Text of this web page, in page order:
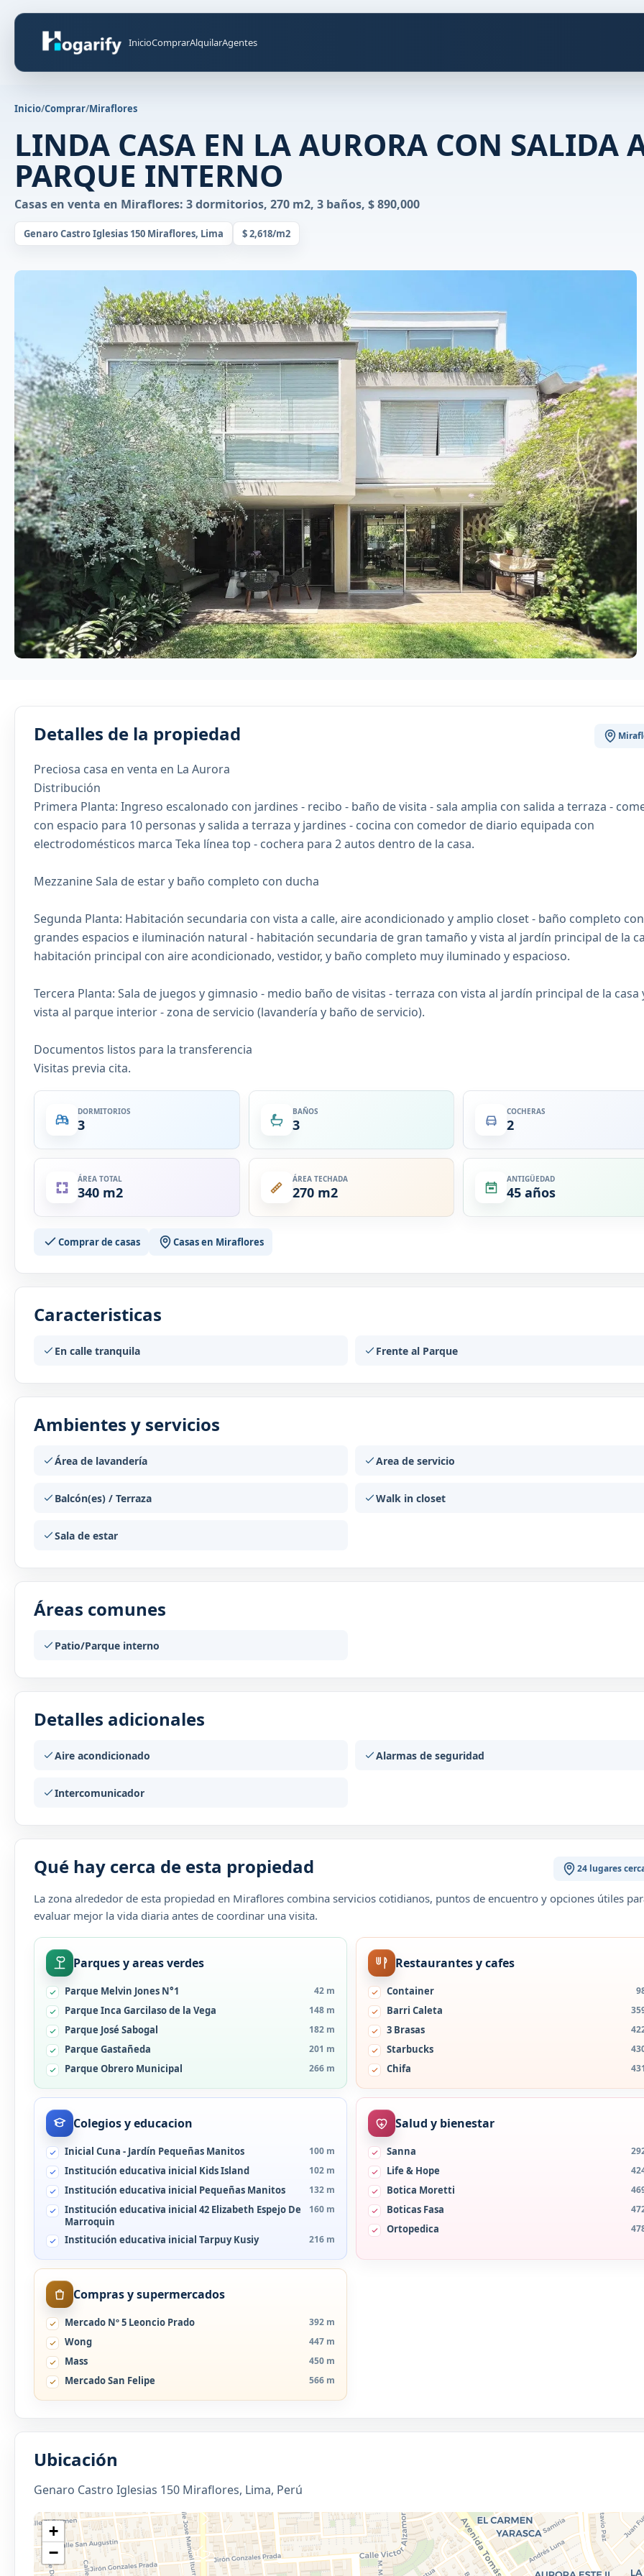
InicioComprarAlquilarAgentes
Inicio/Comprar/Miraflores
LINDA CASA EN LA AURORA CON SALIDA
PARQUE INTERNO
Casas en venta en Miraflores: 3 dormitorios, 270 m2, 3 baños, $ 890,000
Genaro Castro Iglesias 150 Miraflores, Lima $ 2,618/m2
Detalles de la propiedad
Preciosa casa en venta en La Aurora
Distribución
Primera Planta: Ingreso escalonado con jardines - recibo - baño de visita - sala amplia con salida a terraza -
con espacio para 10 personas y salida a terraza y jardines - cocina con comedor de diario equipada con
electrodomésticos marca Teka línea top - cochera para 2 autos dentro de la casa.
Mezzanine Sala de estar y baño completo con ducha
Segunda Planta: Habitación secundaria con vista a calle, aire acondicionado y amplio closet - baño completo con
grandes espacios e iluminación natural - habitación secundaria de gran tamaño y vista al jardín principal de la
habitación principal con aire acondicionado, vestidor, y baño completo muy iluminado y espacioso.
Tercera Planta: Sala de juegos y gimnasio - medio baño de visitas - terraza con vista al jardín principal de la casa
vista al parque interior - zona de servicio (lavandería y baño de servicio).
Documentos listos para la transferencia
Visitas previa cita.
DORMITORIOS
3
BAÑOS
3
COCHERAS
2
ÁREA TOTAL
340 m2
ÁREA TECHADA
270 m2
ANTIGÜEDAD
45 años
Comprar de casas Casas en Miraflores
Caracteristicas
En calle tranquila Frente al Parque
Ambientes y servicios
Área de lavandería Area de servicio
Balcón(es) / Terraza Walk in closet
Sala de estar
Áreas comunes
Patio/Parque interno
Detalles adicionales
Aire acondicionado Alarmas de seguridad
Intercomunicador
Qué hay cerca de esta propiedad 24 lugares
La zona alrededor de esta propiedad en Miraflores combina servicios cotidianos, puntos de encuentro y opciones útiles
evaluar mejor la vida diaria antes de coordinar una visita.
Parques y areas verdes
Parque Melvin Jones N°1 42 m
Parque Inca Garcilaso de la Vega 148 m
Parque José Sabogal 182 m
Parque Gastañeda 201 m
Parque Obrero Municipal 266 m
Restaurantes y cafes
Container
Barri Caleta
3 Brasas
Starbucks
Chifa
Colegios y educacion
Inicial Cuna - Jardín Pequeñas Manitos 100 m
Institución educativa inicial Kids Island 102 m
Institución educativa inicial Pequeñas Manitos 132 m
Institución educativa inicial 42 Elizabeth Espejo De
Marroquin
160 m
Institución educativa inicial Tarpuy Kusiy 216 m
Salud y bienestar
Sanna
Life & Hope
Botica Moretti
Boticas Fasa
Ortopedica
Compras y supermercados
Mercado Nº 5 Leoncio Prado 392 m
Wong 447 m
Mass 450 m
Mercado San Felipe 566 m
Ubicación
Genaro Castro Iglesias 150 Miraflores, Lima, Perú
+
−